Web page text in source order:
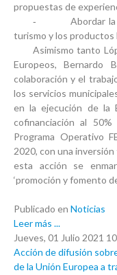
propuestas de
‐ Abordar la
turismo y los productos
Asimismo tanto
Europeos, Bernardo
colaboración y el
los servicios
en la ejecución de la
cofinanciación al
Programa Operativo
2020, con una
esta acción se
‘promoción y fomento
Publicado en Noticias
Leer más ...
Jueves, 01 Julio 2021
Acción de difusión
de la Unión Europea a